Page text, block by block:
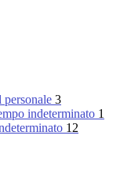
personale 3
indeterminato 1
12